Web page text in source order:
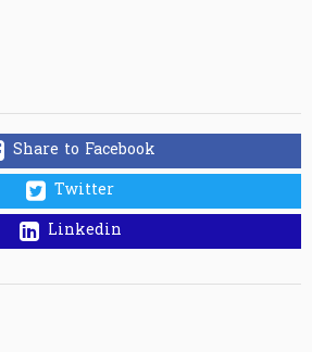
Share to Facebook
Twitter
Linkedin